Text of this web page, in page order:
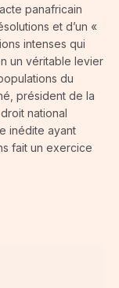
panafricain
et d’un «
intenses qui
un véritable levier
du
président de la
national
inédite ayant
fait un exercice